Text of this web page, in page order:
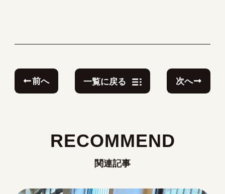
前へ 一覧に戻る 次へ
RECOMMEND
関連記事